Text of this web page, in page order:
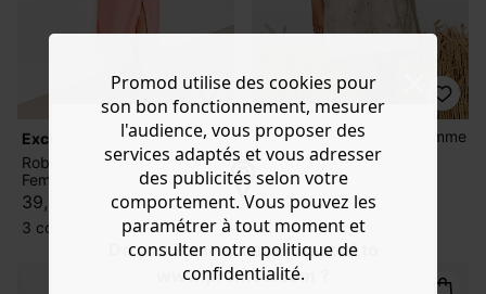
Do you want to be redirected to
www.promod.com ?
exclu web
Robe mi-longue ceinturée
Femme
39,99 €
3 couleurs
Robe salopette fleurie Femme
39,99 €
1 couleur
Promod utilise des cookies pour
son bon fonctionnement, mesurer
l'audience, vous proposer des
services adaptés et vous adresser
des publicités selon votre
comportement. Vous pouvez les
paramétrer à tout moment et
consulter notre politique de
confidentialité.